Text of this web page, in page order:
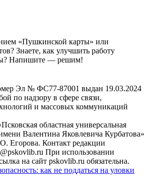
«Пушкинской карты» или
Знаете, как улучшить работу
Напишите — решим!
Эл № ФС77-87001 выдан 19.03.2024
по надзору в сфере связи,
и массовых коммуникаций
областная универсальная
Валентина Яковлевича Курбатова»
Егорова. Контакт редакции
При использовании
на сайт pskovlib.ru обязательна.
как не поддаться на уловки